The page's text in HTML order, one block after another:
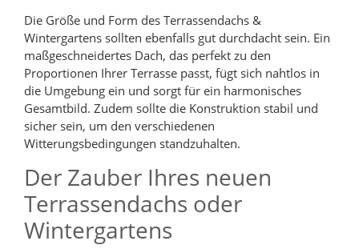
Die Größe und Form des Terrassendachs &
Wintergartens sollten ebenfalls gut durchdacht sein. Ein
maßgeschneidertes Dach, das perfekt zu den
Proportionen Ihrer Terrasse passt, fügt sich nahtlos in
die Umgebung ein und sorgt für ein harmonisches
Gesamtbild. Zudem sollte die Konstruktion stabil und
sicher sein, um den verschiedenen
Witterungsbedingungen standzuhalten.
Der Zauber Ihres neuen
Terrassendachs oder
Wintergartens